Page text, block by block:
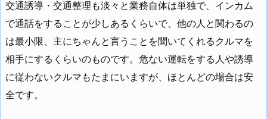
交通誘導・交通整理も淡々と業務自体は単独で、インカム
で通話をすることが少しあるくらいで、他の人と関わるの
は最小限、主にちゃんと言うことを聞いてくれるクルマを
相手にするくらいのものです。危ない運転をする人や誘導
に従わないクルマもたまにいますが、ほとんどの場合は安
全です。